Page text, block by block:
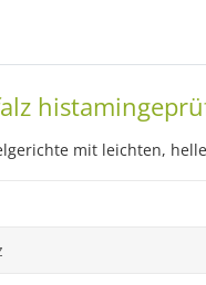
mit leichten,